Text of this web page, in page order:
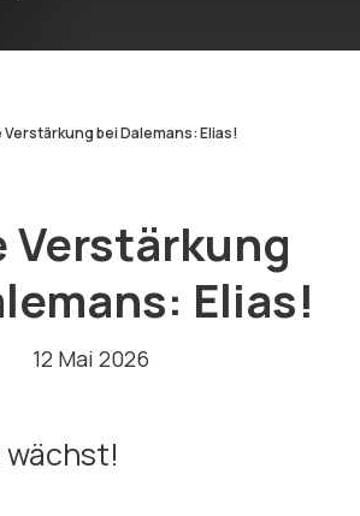
Verstärkung bei Dalemans: Elias!
Verstärkung
Elias!
12 Mai 2026
wächst!